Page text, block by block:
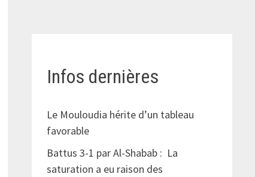
Infos dernières
Le Mouloudia hérite d’un tableau
favorable
Battus 3-1 par Al-Shabab : La
saturation a eu raison des